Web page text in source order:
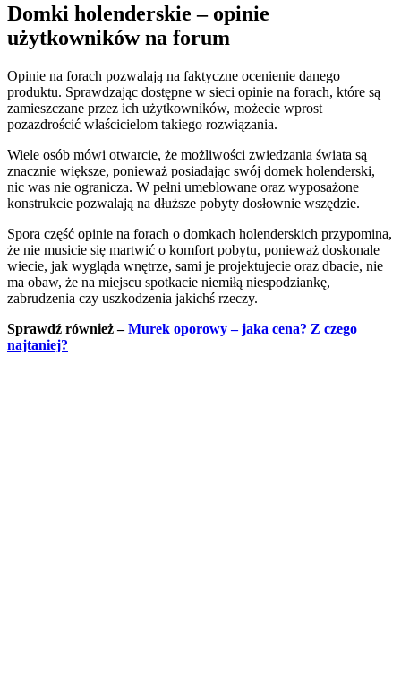
Domki holenderskie – opinie
użytkowników na forum
Opinie na forach pozwalają na faktyczne ocenienie danego
produktu. Sprawdzając dostępne w sieci opinie na forach, które są
zamieszczane przez ich użytkowników, możecie wprost
pozazdrościć właścicielom takiego rozwiązania.
Wiele osób mówi otwarcie, że możliwości zwiedzania świata są
znacznie większe, ponieważ posiadając swój domek holenderski,
nic was nie ogranicza. W pełni umeblowane oraz wyposażone
konstrukcie pozwalają na dłuższe pobyty dosłownie wszędzie.
Spora część opinie na forach o domkach holenderskich przypomina,
że nie musicie się martwić o komfort pobytu, ponieważ doskonale
wiecie, jak wygląda wnętrze, sami je projektujecie oraz dbacie, nie
ma obaw, że na miejscu spotkacie niemiłą niespodziankę,
zabrudzenia czy uszkodzenia jakichś rzeczy.
Sprawdź również –Murek oporowy – jaka cena? Z czego
najtaniej?